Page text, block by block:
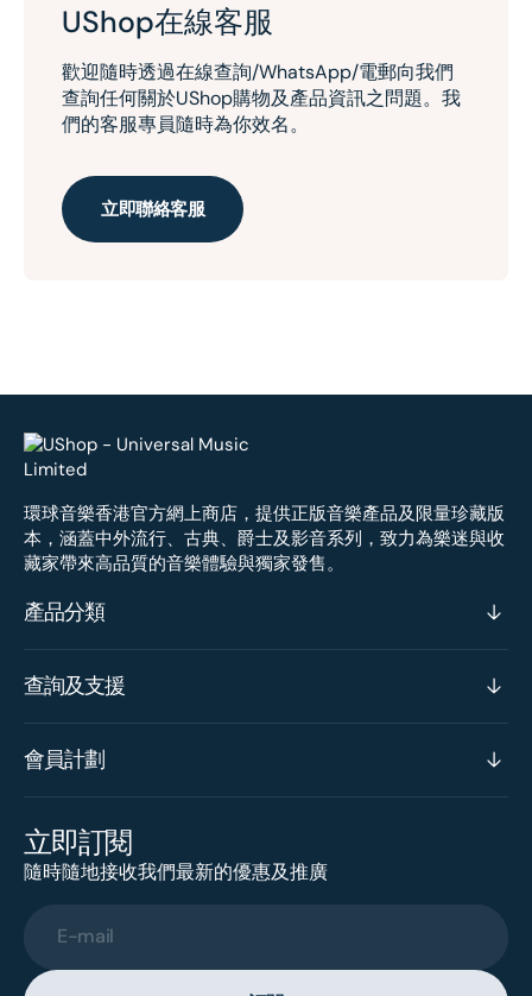
UShop在線客服
歡迎隨時透過在線查詢/WhatsApp/電郵向我們
查詢任何關於UShop購物及產品資訊之問題。我
們的客服專員隨時為你效名。
立即聯絡客服
環球音樂香港官方網上商店，提供正版音樂產品及限量珍藏版
本，涵蓋中外流行、古典、爵士及影音系列，致力為樂迷與收
藏家帶來高品質的音樂體驗與獨家發售。
產品分類
查詢及支援
會員計劃
立即訂閱
隨時隨地接收我們最新的優惠及推廣
E-mail